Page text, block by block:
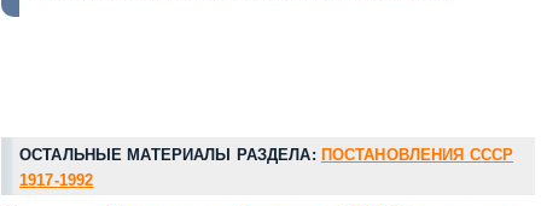
ОСТАЛЬНЫЕ МАТЕРИАЛЫ РАЗДЕЛА: ПОСТАНОВЛЕНИЯ СССР
1917-1992